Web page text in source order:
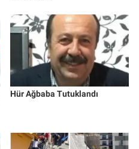
Hür Ağbaba Tutuklandı